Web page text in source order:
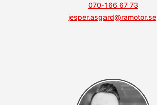
070-166 67 73
jesper.asgard@ramotor.se